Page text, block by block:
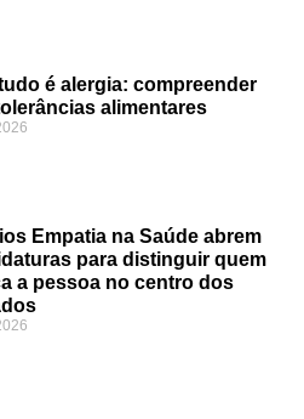
é alergia: compreender
alimentares
Empatia na Saúde abrem
para distinguir quem
a pessoa no centro dos